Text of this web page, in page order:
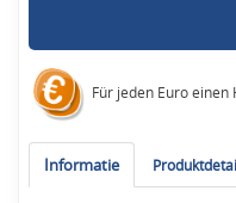
Für jeden Euro
Informatie